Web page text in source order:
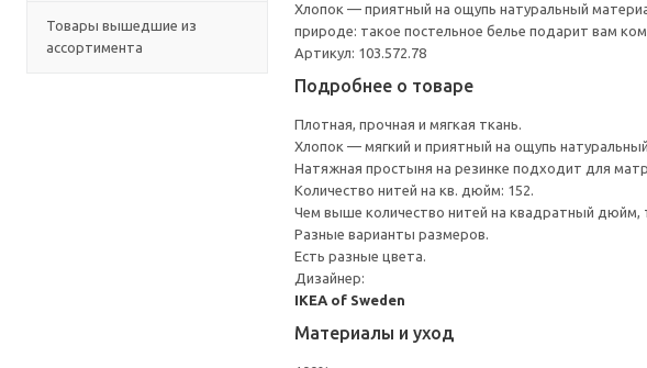
Товары вышедшие из
ассортимента
Хлопок — приятный на ощупь натуральный
природе: такое постельное белье подарит вам
Артикул: 103.572.78
Подробнее о товаре
Плотная, прочная и мягкая ткань.
Хлопок — мягкий и приятный на ощупь
Натяжная простыня на резинке подходит для
Количество нитей на кв. дюйм: 152.
Чем выше количество нитей на квадратный дюйм,
Разные варианты размеров.
Есть разные цвета.
Дизайнер:
IKEA of Sweden
Материалы и уход